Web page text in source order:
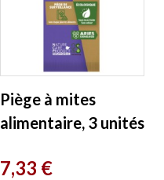
Piège à mites
alimentaire, 3 unités
Aries
Prix
7,33 €